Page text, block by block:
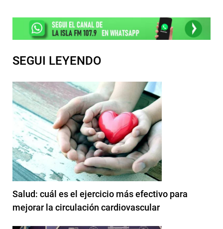
SEGUI LEYENDO
Salud: cuál es el ejercicio más efectivo para
mejorar la circulación cardiovascular